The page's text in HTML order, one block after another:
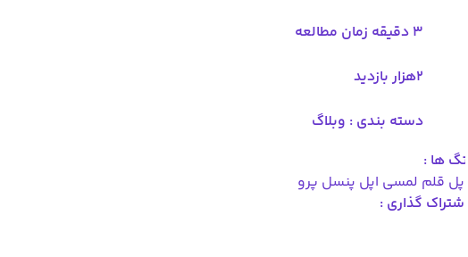
3 دقیقه زمان مطالعه
۲هزار بازدید
دسته بندی : وبلاگ
ها :
قلم لمسی اپل پنسل پرو
گذاری :